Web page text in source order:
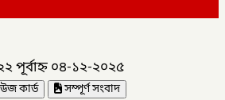
পূর্বাহ্ন ০৪-১২-২০২৫
কার্ড
সম্পূর্ণ সংবাদ